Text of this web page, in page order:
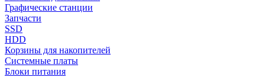
Графические станции
Запчасти
SSD
HDD
Корзины для накопителей
Системные платы
Блоки питания